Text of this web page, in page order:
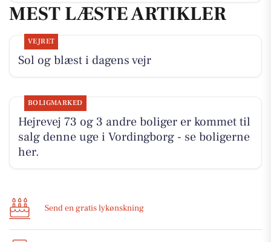
MEST LÆSTE ARTIKLER
VEJRET
Sol og blæst i dagens vejr
BOLIGMARKED
Hejrevej 73 og 3 andre boliger er kommet til
salg denne uge i Vordingborg - se boligerne
her.
Send en gratis lykønskning